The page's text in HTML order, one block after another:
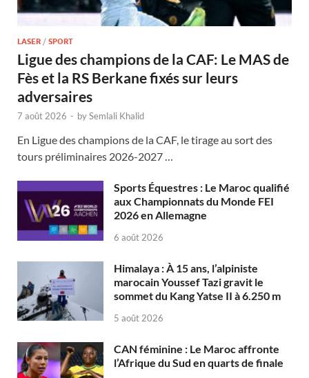
LASER / SPORT
Ligue des champions de la CAF: Le MAS de
Fès et la RS Berkane fixés sur leurs
adversaires
7 août 2026 - bySemlali Khalid
En Ligue des champions de la CAF, le tirage au sort des
tours préliminaires 2026-2027 …
Sports Équestres : Le Maroc qualifié
aux Championnats du Monde FEI
2026 en Allemagne
6 août 2026
Himalaya : À 15 ans, l’alpiniste
marocain Youssef Tazi gravit le
sommet du Kang Yatse II à 6.250 m
5 août 2026
CAN féminine : Le Maroc affronte
l’Afrique du Sud en quarts de finale